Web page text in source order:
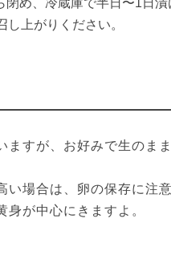
め、冷蔵庫で半日〜1日
上がりください。
ますが、お好みで生のま
場合は、卵の保存に注
身が中心にきますよ。